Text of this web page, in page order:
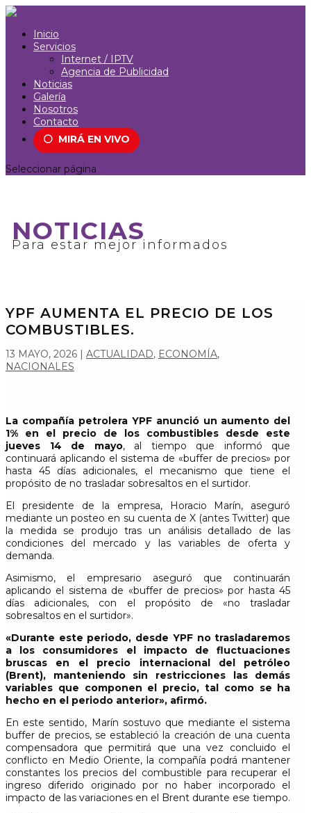
Inicio
Servicios
Internet / IPTV
Agencia de Publicidad
Noticias
Galería
Nosotros
Contacto
⚪ MIRÁ EN VIVO
Seleccionar página
NOTICIAS
Para estar mejor informados
YPF AUMENTA EL PRECIO DE LOS
COMBUSTIBLES.
13 MAYO, 2026 | ACTUALIDAD, ECONOMÍA,
NACIONALES
La compañía petrolera YPF anunció un aumento del
1% en el precio de los combustibles desde este
jueves 14 de mayo, al tiempo que informó que
continuará aplicando el sistema de «buffer de precios» por
hasta 45 días adicionales, el mecanismo que tiene el
propósito de no trasladar sobresaltos en el surtidor.
El presidente de la empresa, Horacio Marín, aseguró
mediante un posteo en su cuenta de X (antes Twitter) que
la medida se produjo tras un análisis detallado de las
condiciones del mercado y las variables de oferta y
demanda.
Asimismo, el empresario aseguró que continuarán
aplicando el sistema de «buffer de precios» por hasta 45
días adicionales, con el propósito de «no trasladar
sobresaltos en el surtidor».
«Durante este periodo, desde YPF no trasladaremos
a los consumidores el impacto de fluctuaciones
bruscas en el precio internacional del petróleo
(Brent), manteniendo sin restricciones las demás
variables que componen el precio, tal como se ha
hecho en el periodo anterior», afirmó.
En este sentido, Marín sostuvo que mediante el sistema
buffer de precios, se estableció la creación de una cuenta
compensadora que permitirá que una vez concluido el
conflicto en Medio Oriente, la compañía podrá mantener
constantes los precios del combustible para recuperar el
ingreso diferido originado por no haber incorporado el
impacto de las variaciones en el Brent durante ese tiempo.